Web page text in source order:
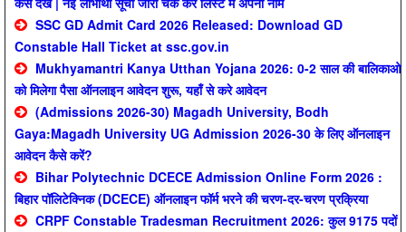
SSC GD Admit Card 2026 Released: Download GD
Constable Hall Ticket at ssc.gov.in
Mukhyamantri Kanya Utthan Yojana 2026: 0-2 साल की बालिकाओ
को मिलेगा पैसा ऑनलाइन आवेदन शुरू, यहाँ से करे आवेदन
(Admissions 2026-30) Magadh University, Bodh
Gaya:Magadh University UG Admission 2026-30 के लिए ऑनलाइन
आवेदन कैसे करें?
Bihar Polytechnic DCECE Admission Online Form 2026 :
बिहार पॉलिटेक्निक (DCECE) ऑनलाइन फॉर्म भरने की चरण-दर-चरण प्रक्रिया
CRPF Constable Tradesman Recruitment 2026: कुल 9175 पदों